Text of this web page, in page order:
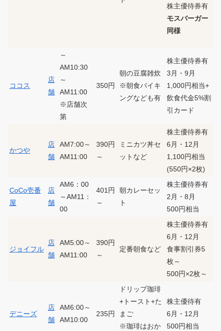
株主優待券有
モスバーガー
同様
ココス
店
舗
～
AM10:30
～
AM11:00
※店舗次
第
350円
朝の豆腐雑炊
※朝食バイキ
ングなども有
株主優待券有
3月・9月
1,000円相当+
飲食代金5%割
引カード
かつや
店
舗
AM7:00～
AM11:00
390円
～
ミニカツ丼セ
ットなど
株主優待券有
6月・12月
1,100円相当
(550円×2枚)
CoCo壱番
屋
店
舗
AM6：00
～AM11：
00
401円
～
朝カレーセッ
ト
株主優待券有
2月・8月
500円相当
ジョイフル
店
舗
AM5:00～
AM11:00
390円
～
定番朝食など
株主優待券有
6月・12月
食事割引券5
枚～
500円×2枚～
デニーズ
店
舗
AM6:00～
AM10:00
235円
ドリップ珈琲
+トースト+た
まご
※珈琲はおか
株主優待有
6月・12月
500円相当